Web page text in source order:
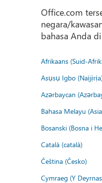
Office.com
negara/
bahasa Anda
Afrikaans (Suid-
Asụsụ Igbo
Azərbaycan
Bahasa Melayu
Bosanski (Bosna i
Català (català)
Čeština (Česko)
Cymraeg (Y